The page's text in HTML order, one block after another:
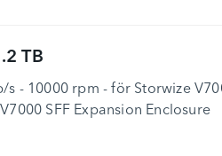
TB
s - 10000 rpm - för Storwize
SFF Expansion Enclosure